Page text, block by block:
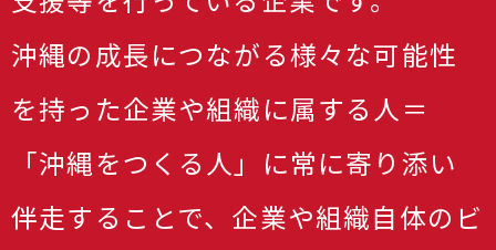
沖縄の成長につながる様々な可能性
を持った企業や組織に属する人＝
「沖縄をつくる人」に常に寄り添い
伴走することで、企業や組織自体のビ